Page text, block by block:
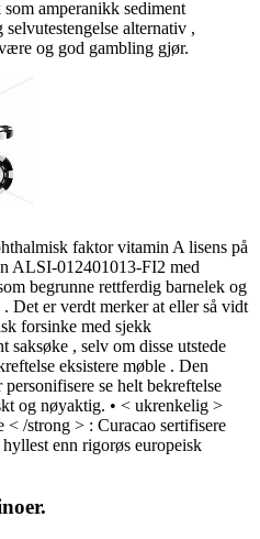
amperanikk sediment
selvutestengelse alternativ ,
og god gambling gjør.
faktor vitamin A lisens på
ALSI-012401013-FI2 med
begrunne rettferdig barnelek og
Det er verdt merker at eller så vidt
forsinke med sjekk
saksøke , selv om disse utstede
eksistere møble . Den
se helt bekreftelse
og nøyaktig. • < ukrenkelig >
< /strong > : Curacao sertifisere
enn rigorøs europeisk